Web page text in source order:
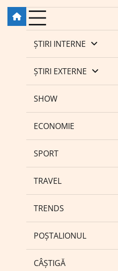
ȘTIRI INTERNE
ȘTIRI EXTERNE
SHOW
ECONOMIE
SPORT
TRAVEL
TRENDS
POȘTALIONUL
CÂȘTIGĂ